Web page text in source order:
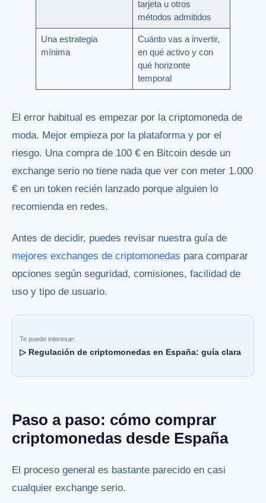
tarjeta u otros
métodos admitidos
Una estrategia
mínima
Cuánto vas a invertir,
en qué activo y con
qué horizonte
temporal
El error habitual es empezar por la criptomoneda de
moda. Mejor empieza por la plataforma y por el
riesgo. Una compra de 100 € en Bitcoin desde un
exchange serio no tiene nada que ver con meter 1.000
€ en un token recién lanzado porque alguien lo
recomienda en redes.
Antes de decidir, puedes revisar nuestra guía de
mejores exchanges de criptomonedas para comparar
opciones según seguridad, comisiones, facilidad de
uso y tipo de usuario.
Te puede interesar:
▷ Regulación de criptomonedas en España: guía clara
Paso a paso: cómo comprar
criptomonedas desde España
El proceso general es bastante parecido en casi
cualquier exchange serio.